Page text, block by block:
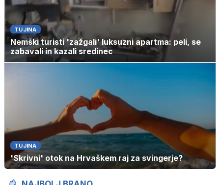
TUJINA
Nemški turisti 'zažgali' luksuzni apartma: peli, se
zabavali in kazali sredinec
TUJINA
'Skrivni' otok na Hrvaškem raj za svingerje?